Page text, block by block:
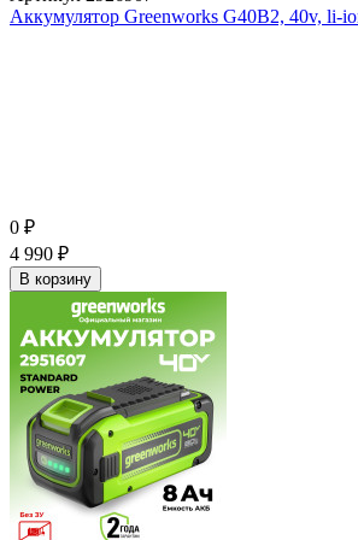
Аккумулятор Greenworks G40B2, 40v, li-
0 ₽
4 990 ₽
В корзину